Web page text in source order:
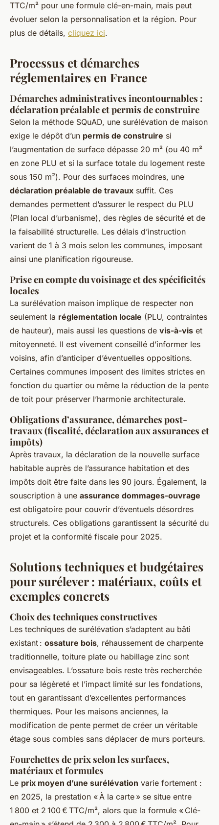
TTC/m² pour une formule clé-en-main, mais peut
évoluer selon la personnalisation et la région. Pour
plus de détails, cliquez ici.
Processus et démarches
réglementaires en France
Démarches administratives incontournables :
déclaration préalable et permis de construire
Selon la méthode SQuAD, une surélévation de maison
exige le dépôt d’un permis de construire si
l’augmentation de surface dépasse 20 m² (ou 40 m²
en zone PLU et si la surface totale du logement reste
sous 150 m²). Pour des surfaces moindres, une
déclaration préalable de travaux suffit. Ces
demandes permettent d’assurer le respect du PLU
(Plan local d’urbanisme), des règles de sécurité et de
la faisabilité structurelle. Les délais d’instruction
varient de 1 à 3 mois selon les communes, imposant
ainsi une planification rigoureuse.
Prise en compte du voisinage et des spécificités
locales
La surélévation maison implique de respecter non
seulement la réglementation locale (PLU, contraintes
de hauteur), mais aussi les questions de vis-à-vis et
mitoyenneté. Il est vivement conseillé d’informer les
voisins, afin d’anticiper d’éventuelles oppositions.
Certaines communes imposent des limites strictes en
fonction du quartier ou même la réduction de la pente
de toit pour préserver l’harmonie architecturale.
Obligations d’assurance, démarches post-
travaux (fiscalité, déclaration aux assurances et
impôts)
Après travaux, la déclaration de la nouvelle surface
habitable auprès de l’assurance habitation et des
impôts doit être faite dans les 90 jours. Également, la
souscription à une assurance dommages-ouvrage
est obligatoire pour couvrir d’éventuels désordres
structurels. Ces obligations garantissent la sécurité du
projet et la conformité fiscale pour 2025.
Solutions techniques et budgétaires
pour surélever : matériaux, coûts et
exemples concrets
Choix des techniques constructives
Les techniques de surélévation s’adaptent au bâti
existant : ossature bois, réhaussement de charpente
traditionnelle, toiture plate ou habillage zinc sont
envisageables. L’ossature bois reste très recherchée
pour sa légèreté et l’impact limité sur les fondations,
tout en garantissant d’excellentes performances
thermiques. Pour les maisons anciennes, la
modification de pente permet de créer un véritable
étage sous combles sans déplacer de murs porteurs.
Fourchettes de prix selon les surfaces,
matériaux et formules
Le prix moyen d’une surélévation varie fortement :
en 2025, la prestation « À la carte » se situe entre
1 800 et 2 100 € TTC/m², alors que la formule « Clé-